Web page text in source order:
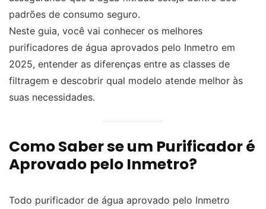
padrões de consumo seguro.
Neste guia, você vai conhecer os melhores
purificadores de água aprovados pelo Inmetro em
2025, entender as diferenças entre as classes de
filtragem e descobrir qual modelo atende melhor às
suas necessidades.
Como Saber se um Purificador é
Aprovado pelo Inmetro?
Todo purificador de água aprovado pelo Inmetro